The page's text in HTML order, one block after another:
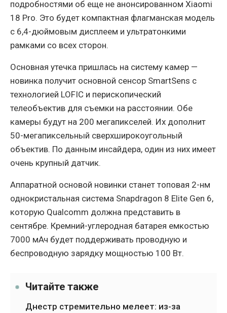
подробностями об еще не анонсированном Xiaomi
18 Pro. Это будет компактная флагманская модель
с 6,4-дюймовым дисплеем и ультратонкими
рамками со всех сторон.
Основная утечка пришлась на систему камер —
новинка получит основной сенсор SmartSens с
технологией LOFIC и перископический
телеобъектив для съемки на расстоянии. Обе
камеры будут на 200 мегапикселей. Их дополнит
50-мегапиксельный сверхширокоугольный
объектив. По данным инсайдера, один из них имеет
очень крупный датчик.
Аппаратной основой новинки станет топовая 2-нм
однокристальная система Snapdragon 8 Elite Gen 6,
которую Qualcomm должна представить в
сентябре. Кремний-углеродная батарея емкостью
7000 мАч будет поддерживать проводную и
беспроводную зарядку мощностью 100 Вт.
Читайте также
Днестр стремительно мелеет: из-за